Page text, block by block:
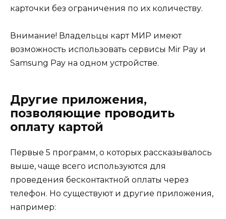
карточки без ограничения по их количеству.
Внимание! Владельцы карт МИР имеют
возможность использовать сервисы Mir Pay и
Samsung Pay на одном устройстве.
Другие приложения,
позволяющие проводить
оплату картой
Первые 5 программ, о которых рассказывалось
выше, чаще всего используются для
проведения бесконтактной оплаты через
телефон. Но существуют и другие приложения,
например: